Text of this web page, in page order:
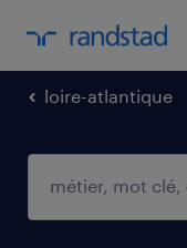
loire-atlantique